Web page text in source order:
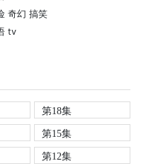
奇幻 搞笑
tv
第18集
第15集
第12集